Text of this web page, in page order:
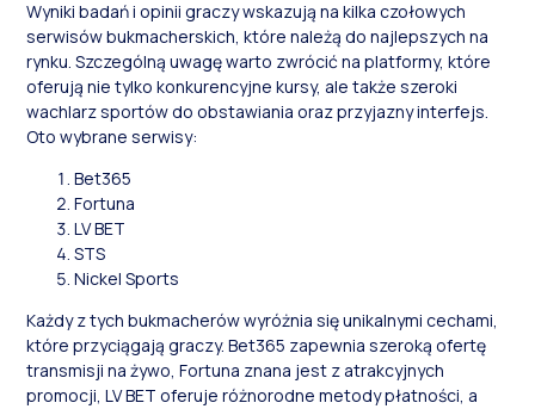
Wyniki badań i opinii graczy wskazują na kilka czołowych
serwisów bukmacherskich, które należą do najlepszych na
rynku. Szczególną uwagę warto zwrócić na platformy, które
oferują nie tylko konkurencyjne kursy, ale także szeroki
wachlarz sportów do obstawiania oraz przyjazny interfejs.
Oto wybrane serwisy:
Bet365
Fortuna
LV BET
STS
Nickel Sports
Każdy z tych bukmacherów wyróżnia się unikalnymi cechami,
które przyciągają graczy. Bet365 zapewnia szeroką ofertę
transmisji na żywo, Fortuna znana jest z atrakcyjnych
promocji, LV BET oferuje różnorodne metody płatności, a